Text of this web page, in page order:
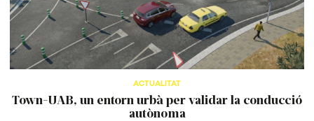
ACTUALITAT
Town-UAB, un entorn urbà per validar la conducció
autònoma